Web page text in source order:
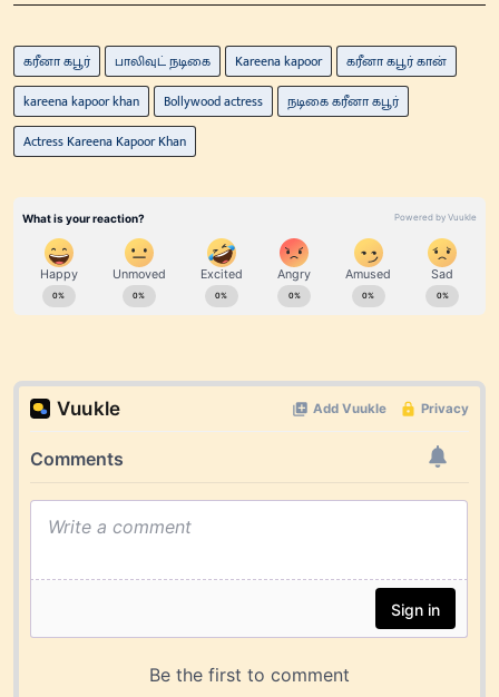
கரீனா கபூர் பாலிவுட் நடிகை Kareena kapoor
கரீனா கபூர் கான்
kareena kapoor khan
Bollywood actress
நடிகை கரீனா கபூர்
Actress Kareena Kapoor Khan